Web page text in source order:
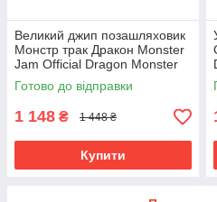
Великий джип позашляховик
Монстр трак Дракон Monster
Jam Official Dragon Monster
Truck1:24
Готово до відправки
1 148 ₴ 1 448 ₴
Купити